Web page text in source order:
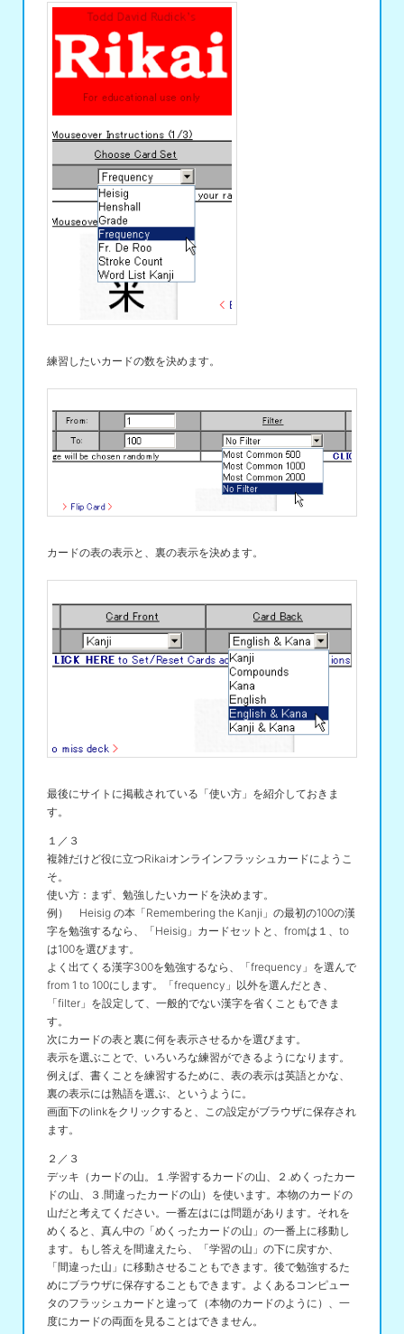
練習したいカードの数を決めます。
カードの表の表示と、裏の表示を決めます。
最後にサイトに掲載されている「使い方」を紹介しておきま
す。
１／３
複雑だけど役に立つRikaiオンラインフラッシュカードにようこ
そ。
使い方：まず、勉強したいカードを決めます。
例） Heisig の本「Remembering the Kanji」の最初の100の漢
字を勉強するなら、「Heisig」カードセットと、fromは１、to
は100を選びます。
よく出てくる漢字300を勉強するなら、「frequency」を選んで
from 1 to 100にします。「frequency」以外を選んだとき、
「filter」を設定して、一般的でない漢字を省くこともできま
す。
次にカードの表と裏に何を表示させるかを選びます。
表示を選ぶことで、いろいろな練習ができるようになります。
例えば、書くことを練習するために、表の表示は英語とかな、
裏の表示には熟語を選ぶ、というように。
画面下のlinkをクリックすると、この設定がブラウザに保存され
ます。
２／３
デッキ（カードの山。１.学習するカードの山、２.めくったカー
ドの山、３.間違ったカードの山）を使います。本物のカードの
山だと考えてください。一番左はには問題があります。それを
めくると、真ん中の「めくったカードの山」の一番上に移動し
ます。もし答えを間違えたら、「学習の山」の下に戻すか、
「間違った山」に移動させることもできます。後で勉強するた
めにブラウザに保存することもできます。よくあるコンピュー
タのフラッシュカードと違って（本物のカードのように）、一
度にカードの両面を見ることはできません。